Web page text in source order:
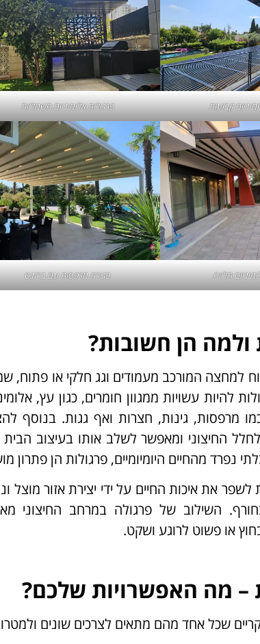
קבועות פרגולות אלומיניום חשמליות
תלויה סגירת מרפסותעם ברזנט
ולמה הן חשובות?
למחצה המורכב מעמודים וגג חלקי או
להיות עשויות ממגוון חומרים, כגון עץ,
מרפסות, גינות, חצרות ואף גגות. בנוסף
החיצוני ומאפשר לשלב אותו בעיצוב
נפרד מהחיים היומיומיים, פרגולות הן פתרון
לשפר את איכות החיים על ידי יצירת אזור מוצל
השילוב של פרגולה במרחב החיצוני
או פשוט לרוגע ושקט.
– מה האפשרויות שלכם?
שכל אחד מהם מתאים לצרכים שונים